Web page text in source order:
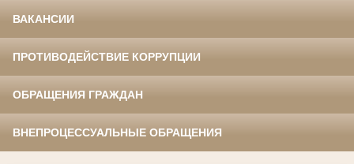
ВАКАНСИИ
ПРОТИВОДЕЙСТВИЕ КОРРУПЦИИ
ОБРАЩЕНИЯ ГРАЖДАН
ВНЕПРОЦЕССУАЛЬНЫЕ ОБРАЩЕНИЯ